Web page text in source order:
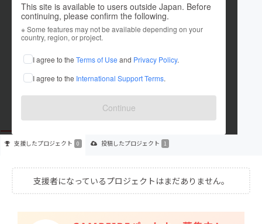
This site is available to users outside Japan. Before
continuing, please confirm the following.
※ Some features may not be available depending on your
country, region, or project.
I agree to the Terms of Use and Privacy Policy.
I agree to the International Support Terms.
Continue
REC_PROGRAM
これまでに1件のプロジェクトを投稿しています
在住国：未設定
出身国：未設定
支援したプロジェクト 0 投稿したプロジェクト 1
支援者になっているプロジェクトはまだありません。